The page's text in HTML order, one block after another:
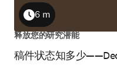
稿件状态知多少
Duration
6 m
释放您的研究潜能